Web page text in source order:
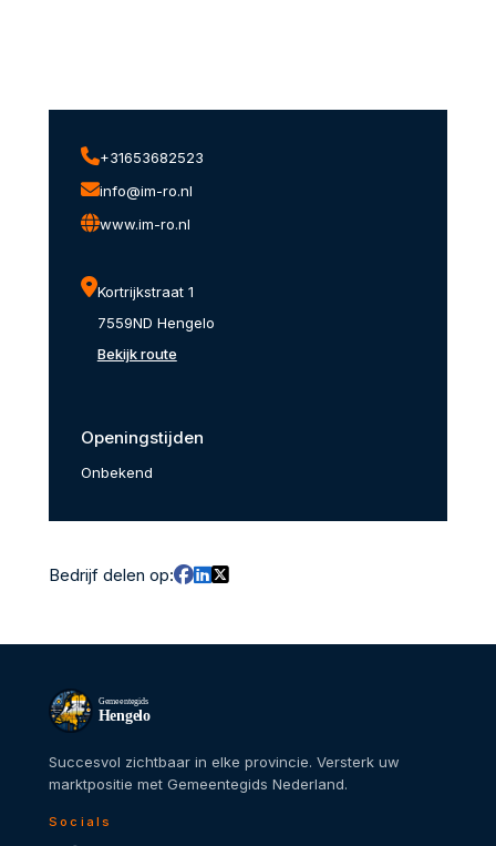
+31653682523
info@im-ro.nl
www.im-ro.nl
Kortrijkstraat 1
7559ND Hengelo
Bekijk route
Openingstijden
Onbekend
Bedrijf delen op:
Gemeentegids
Hengelo
Succesvol zichtbaar in elke provincie. Versterk uw
marktpositie met Gemeentegids Nederland.
Socials